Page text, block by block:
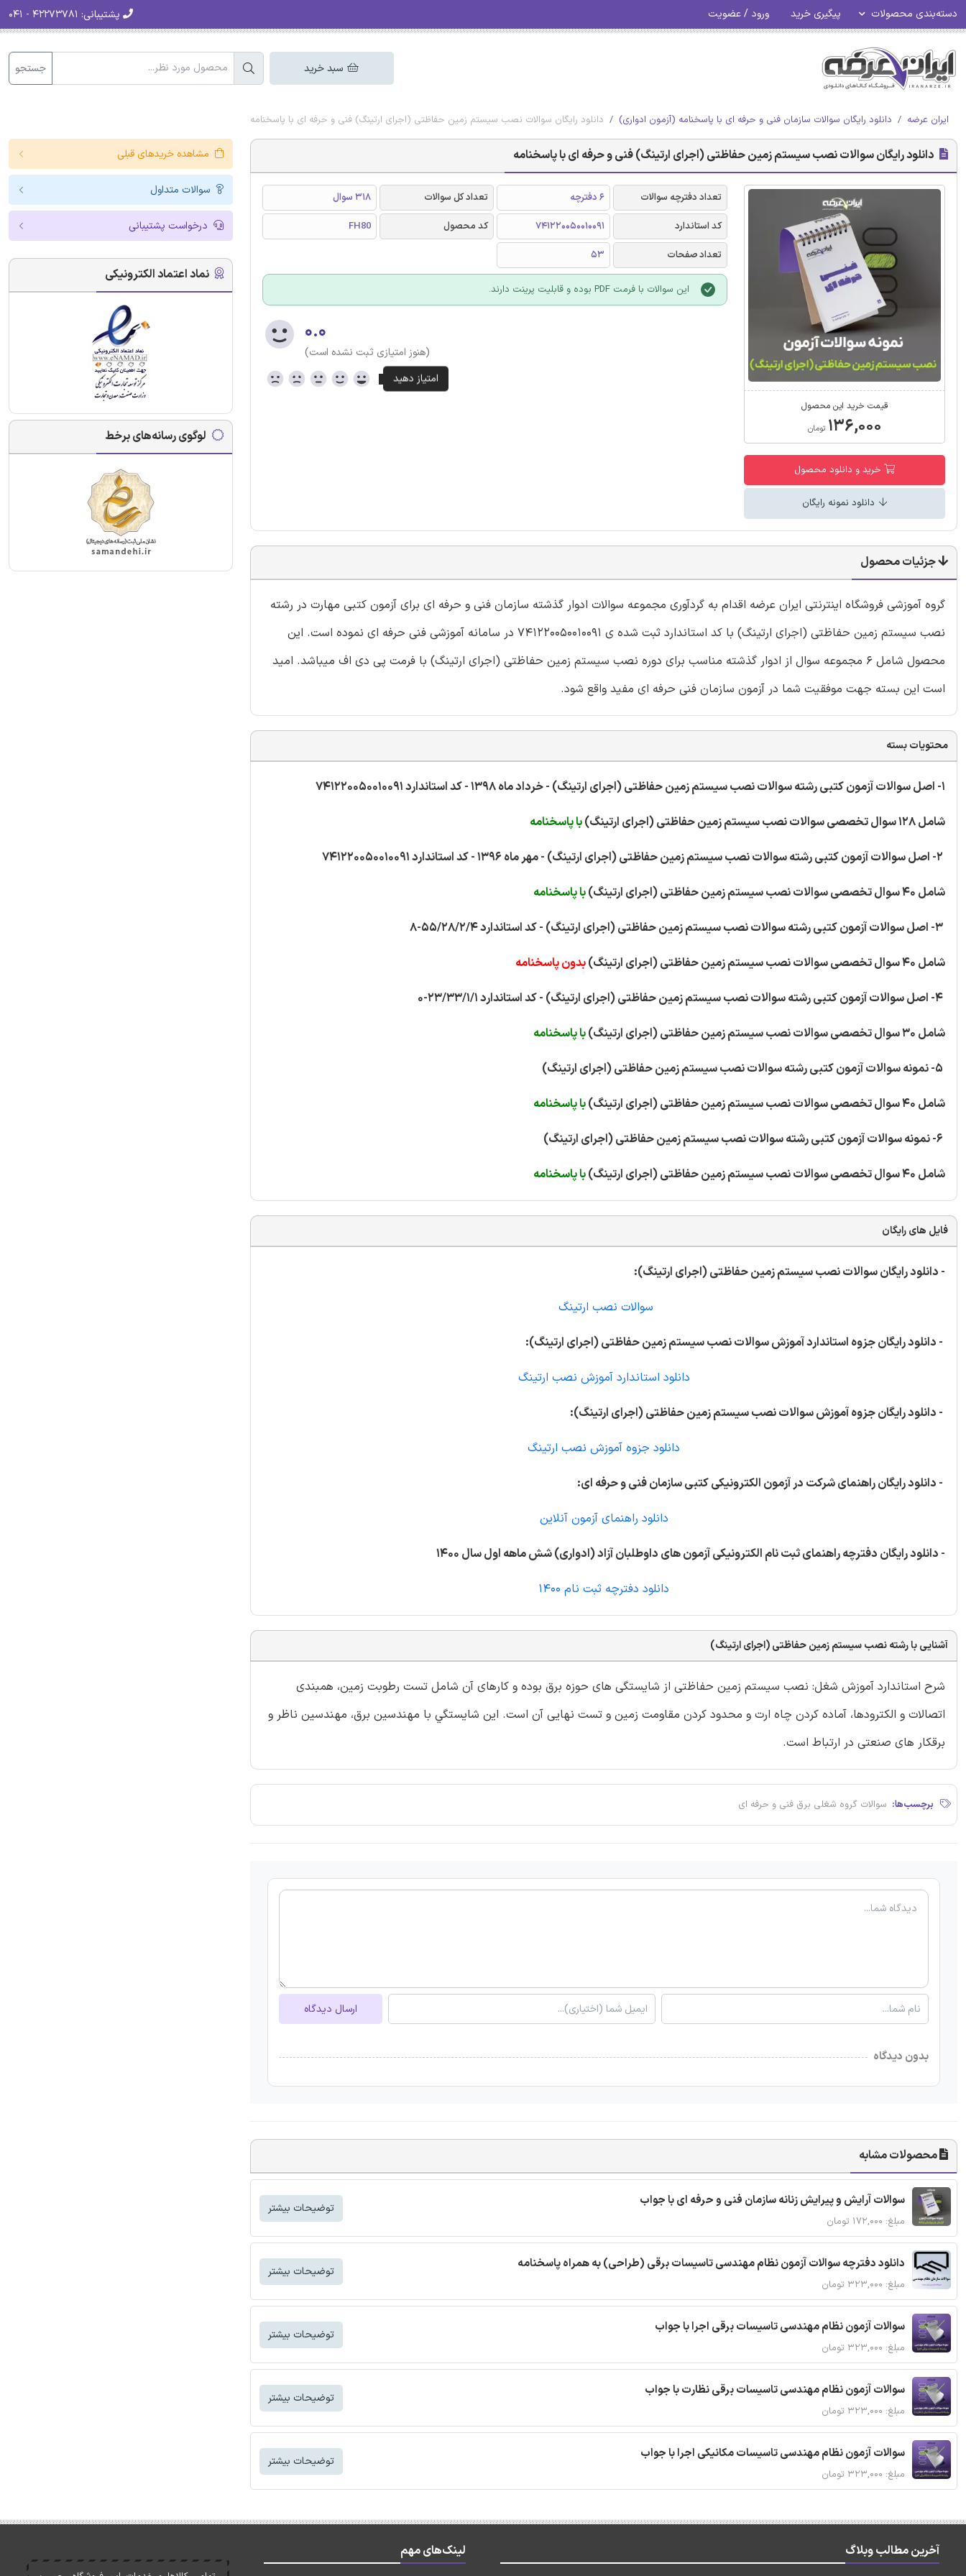
دسته‌بندی محصولات پیگیری خرید ورود / عضویت پشتیبانی:
سبد خرید جستجو
ایران عرضه دانلود رایگان سوالات سازمان فنی و حرفه ای با پاسخنامه (آزمون ادواری) دانلود رایگان سوالات نصب سیستم زمین حفاظتی (اجرای ارتینگ) فنی و حرفه ای با پاسخنامه
دانلود رایگان سوالات نصب سیستم زمین حفاظتی (اجرای ارتینگ) فنی و حرفه ای با پاسخنامه
قیمت خرید این محصول
۱۳۶,۰۰۰ تومان
خرید و دانلود محصول
دانلود نمونه رایگان
تعداد دفترچه سوالات 6 دفترچه تعداد کل سوالات
318 سوال
کد استاندارد
741220050010091 کد محصول
FH80
تعداد صفحات
53
این سوالات با فرمت PDF بوده و قابلیت پرینت دارند.
۰.۰
(هنوز امتیازی ثبت نشده است)
جزئیات محصول
گروه آموزشی فروشگاه اینترنتی ایران عرضه اقدام به گردآوری مجموعه سوالات ادوار گذشته سازمان فنی و حرفه ای برای آزمون کتبی مهارت در رشته
نصب سیستم زمین حفاظتی (اجرای ارتینگ) با کد استاندارد ثبت شده ی 741220050010091 در سامانه آموزشی فنی حرفه ای نموده است. این
محصول شامل 6 مجموعه سوال از ادوار گذشته مناسب برای دوره نصب سیستم زمین حفاظتی (اجرای ارتینگ) با فرمت پی دی اف میباشد. امید
است این بسته جهت موفقیت شما در آزمون سازمان فنی حرفه ای مفید واقع شود.
محتویات بسته
1- اصل سوالات آزمون کتبی رشته سوالات نصب سیستم زمین حفاظتی (اجرای ارتینگ) - خرداد ماه 1398 - کد استاندارد 741220050010091
شامل 128 سوال تخصصی سوالات نصب سیستم زمین حفاظتی (اجرای ارتینگ) با پاسخنامه
2- اصل سوالات آزمون کتبی رشته سوالات نصب سیستم زمین حفاظتی (اجرای ارتینگ) - مهر ماه 1396 - کد استاندارد 741220050010091
شامل 40 سوال تخصصی سوالات نصب سیستم زمین حفاظتی (اجرای ارتینگ) با پاسخنامه
3- اصل سوالات آزمون کتبی رشته سوالات نصب سیستم زمین حفاظتی (اجرای ارتینگ) - کد استاندارد 55/28/2/4-8
شامل 40 سوال تخصصی سوالات نصب سیستم زمین حفاظتی (اجرای ارتینگ) بدون پاسخنامه
4- اصل سوالات آزمون کتبی رشته سوالات نصب سیستم زمین حفاظتی (اجرای ارتینگ) - کد استاندارد 23/33/1/1-0
شامل 30 سوال تخصصی سوالات نصب سیستم زمین حفاظتی (اجرای ارتینگ) با پاسخنامه
5- نمونه سوالات آزمون کتبی رشته سوالات نصب سیستم زمین حفاظتی (اجرای ارتینگ)
شامل 40 سوال تخصصی سوالات نصب سیستم زمین حفاظتی (اجرای ارتینگ) با پاسخنامه
6- نمونه سوالات آزمون کتبی رشته سوالات نصب سیستم زمین حفاظتی (اجرای ارتینگ)
شامل 40 سوال تخصصی سوالات نصب سیستم زمین حفاظتی (اجرای ارتینگ) با پاسخنامه
فایل های رایگان
- دانلود رایگان سوالات نصب سیستم زمین حفاظتی (اجرای ارتینگ):
سوالات نصب ارتینگ
- دانلود رایگان جزوه استاندارد آموزش سوالات نصب سیستم زمین حفاظتی (اجرای ارتینگ):
دانلود استاندارد آموزش نصب ارتینگ
- دانلود رایگان جزوه آموزش سوالات نصب سیستم زمین حفاظتی (اجرای ارتینگ):
دانلود جزوه آموزش نصب ارتینگ
- دانلود رایگان راهنمای شرکت در آزمون الکترونیکی کتبی سازمان فنی و حرفه ای:
دانلود راهنمای آزمون آنلاین
- دانلود رایگان دفترچه راهنمای ثبت نام الکترونیکی آزمون های داوطلبان آزاد (ادواری) شش ماهه اول سال 1400
دانلود دفترچه ثبت نام 1400
آشنایی با رشته نصب سیستم زمین حفاظتی (اجرای ارتینگ)
شرح استاندارد آموزش شغل: نصب سيستم زمين حفاظتی از شايستگی های حوزه برق بوده و كارهای آن شامل تست رطوبت زمين، همبندی
اتصالات و الكترودها، آماده كردن چاه ارت و محدود كردن مقاومت زمين و تست نهايی آن است. اين شايستگي با مهندسين برق، مهندسين ناظر و
برقكار های صنعتی در ارتباط است.
برچسب‌ها: سوالات گروه شغلی برق فنی و حرفه ای
ارسال دیدگاه
بدون دیدگاه
محصولات مشابه
سوالات آرایش و پیرایش زنانه سازمان فنی و حرفه ای با جواب
مبلغ: ۱۷۲,۰۰۰ تومان
توضیحات بیشتر
دانلود دفترچه سوالات آزمون نظام مهندسی تاسیسات برقی (طراحی) به همراه پاسخنامه
مبلغ: ۳۲۳,۰۰۰ تومان
توضیحات بیشتر
سوالات آزمون نظام مهندسی تاسیسات برقی اجرا با جواب
مبلغ: ۳۲۳,۰۰۰ تومان
توضیحات بیشتر
سوالات آزمون نظام مهندسی تاسیسات برقی نظارت با جواب
مبلغ: ۳۲۳,۰۰۰ تومان
توضیحات بیشتر
سوالات آزمون نظام مهندسی تاسیسات مکانیکی اجرا با جواب
مبلغ: ۳۲۳,۰۰۰ تومان
توضیحات بیشتر
مشاهده خریدهای قبلی
سوالات متداول
درخواست پشتیبانی
نماد اعتماد الکترونیکی
لوگوی رسانه‌های برخط
آخرین مطالب وبلاگ لینک‌های مهم